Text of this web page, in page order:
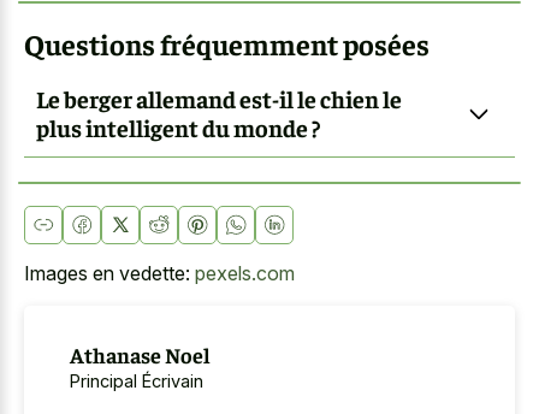
Questions fréquemment posées
Le berger allemand est-il le chien le
plus intelligent du monde ?
Images en vedette: pexels.com
Athanase Noel
Principal Écrivain